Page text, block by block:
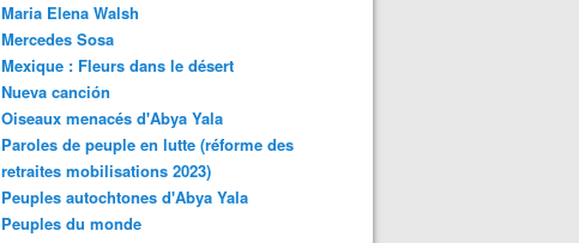
Maria Elena Walsh
Mercedes Sosa
Mexique : Fleurs dans le désert
Nueva canción
Oiseaux menacés d'Abya Yala
Paroles de peuple en lutte (réforme des
retraites mobilisations 2023)
Peuples autochtones d'Abya Yala
Peuples du monde